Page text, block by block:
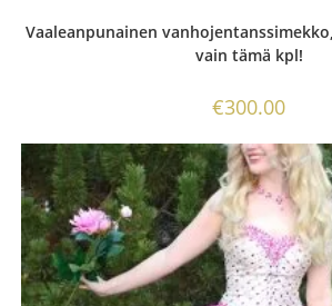
Vaaleanpunainen
vain tämä kpl!
€300.00